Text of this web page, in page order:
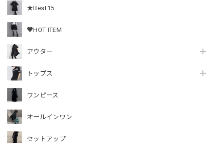
★Best15
♥HOT ITEM
アウター
トップス
ワンピース
オールインワン
セットアップ